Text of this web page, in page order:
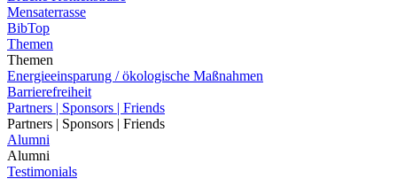
Mensaterrasse
BibTop
Themen
Themen
Energieeinsparung / ökologische Maßnahmen
Barrierefreiheit
Partners | Sponsors | Friends
Partners | Sponsors | Friends
Alumni
Alumni
Testimonials